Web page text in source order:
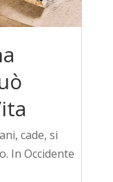
cade, si
In Occidente